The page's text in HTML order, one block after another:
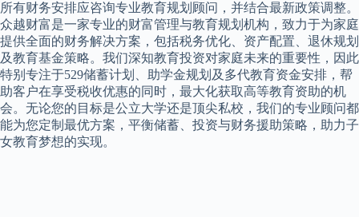
所有财务安排应咨询专业教育规划顾问，并结合最新政策调整。
众越财富是一家专业的财富管理与教育规划机构，致力于为家庭
提供全面的财务解决方案，包括税务优化、资产配置、退休规划
及教育基金策略。我们深知教育投资对家庭未来的重要性，因此
特别专注于529储蓄计划、助学金规划及多代教育资金安排，帮
助客户在享受税收优惠的同时，最大化获取高等教育资助的机
会。无论您的目标是公立大学还是顶尖私校，我们的专业顾问都
能为您定制最优方案，平衡储蓄、投资与财务援助策略，助力子
女教育梦想的实现。